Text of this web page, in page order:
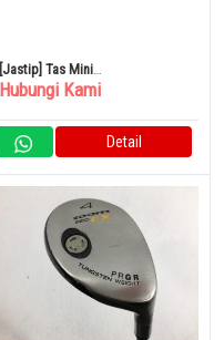
[Jastip] Tas Mini
KENDALL&KYLIE Merah Muda
Hubungi Kami
Detail